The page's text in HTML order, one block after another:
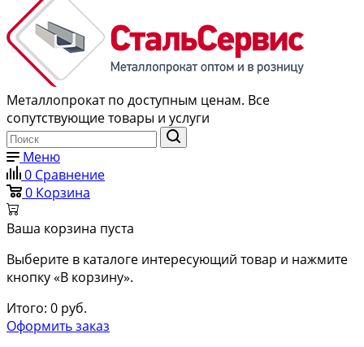
Металлопрокат по доступным ценам. Все
сопутствующие товары и услуги
Меню
0 Сравнение
0 Корзина
Ваша корзина пуста
Выберите в каталоге интересующий товар и нажмите
кнопку «В корзину».
Итого: 0 руб.
Оформить заказ